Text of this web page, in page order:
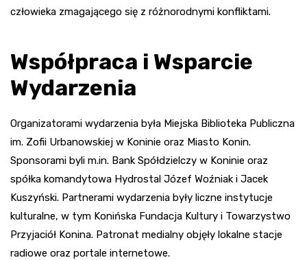
człowieka zmagającego się z różnorodnymi konfliktami.
Współpraca i Wsparcie
Wydarzenia
Organizatorami wydarzenia była Miejska Biblioteka Publiczna
im. Zofii Urbanowskiej w Koninie oraz Miasto Konin.
Sponsorami byli m.in. Bank Spółdzielczy w Koninie oraz
spółka komandytowa Hydrostal Józef Woźniak i Jacek
Kuszyński. Partnerami wydarzenia były liczne instytucje
kulturalne, w tym Konińska Fundacja Kultury i Towarzystwo
Przyjaciół Konina. Patronat medialny objęły lokalne stacje
radiowe oraz portale internetowe.